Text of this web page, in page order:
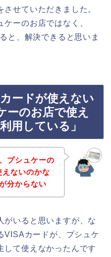
せていただきました。
ーのお店ではなく、
と、解決できると思いま
ードが使えない
ーのお店で使え
用している」
プシュケーの
ないのかな
分からない
がいると思いますが、な
VISAカードが、プシュケ
して使えなかったんです